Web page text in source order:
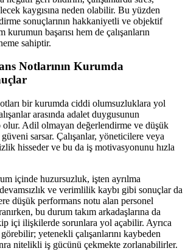
kaygısına neden olabilir. Bu yüzden
sonuçlarının hakkaniyetli ve objektif
başarısı hem de çalışanların
sahiptir.
Notlarının Kurumda
bir kurumda ciddi olumsuzluklara yol
arasında adalet duygusunun
olur. Adil olmayan değerlendirme ve düşük
sarsar. Çalışanlar, yöneticilere veya
hisseder ve bu da iş motivasyonunu hızla
içinde huzursuzluk, işten ayrılma
ve verimlilik kaybı gibi sonuçlar da
düşük performans notu alan personel
bu durum takım arkadaşlarına da
içi ilişkilerde sorunlara yol açabilir. Ayrıca
yetenekli çalışanlarını kaybeden
nitelikli iş gücünü çekmekte zorlanabilirler.